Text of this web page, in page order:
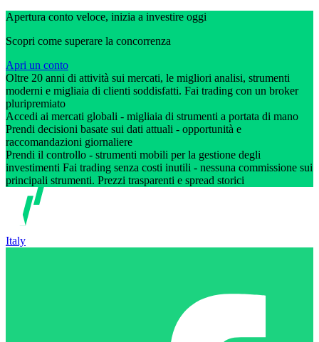
Apertura conto veloce, inizia a investire oggi
Scopri come superare la concorrenza
Apri un conto
Oltre 20 anni di attività sui mercati, le migliori analisi, strumenti
moderni e migliaia di clienti soddisfatti. Fai trading con un broker
pluripremiato
Accedi ai mercati globali - migliaia di strumenti a portata di mano
Prendi decisioni basate sui dati attuali - opportunità e
raccomandazioni giornaliere
Prendi il controllo - strumenti mobili per la gestione degli
investimenti Fai trading senza costi inutili - nessuna commissione sui
principali strumenti. Prezzi trasparenti e spread storici
Italy